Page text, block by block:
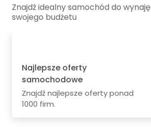
Znajdź idealny samochód do
swojego budżetu
Najlepsze oferty
samochodowe
Znajdź najlepsze oferty ponad
1000 firm.